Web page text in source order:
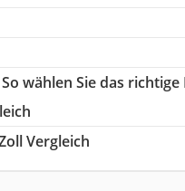
wählen Sie das
Vergleich